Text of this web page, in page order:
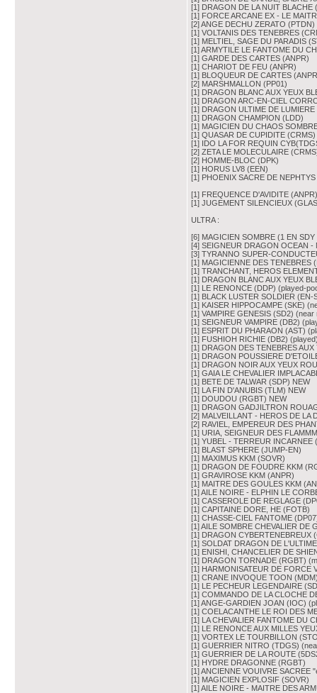
[1] DRAGON DE LA NUIT BLACHE
[1] FORCE ARCANE EX - LE
[2] ANGE DECHU ZERATO
[1] VOLTANIS DES TENEBRES
[1] MELTIEL, SAGE DU PARADIS
[1] ARMYTILE LE FANTOME DU
[1] GARDE DES CARTES (ANPR)
[1] CHARIOT DE FEU (ANPR)
[1] BLOQUEUR DE CARTES
[2] MARSHMALLON (PP01)
[1] DRAGON BLANC AUX YEUX
[1] DRAGON ARC-EN-CIEL
[1] DRAGON ULTIME DE
[1] DRAGON CHAMPION (LDD)
[1] MAGICIEN DU CHAOS
[1] QUASAR DE CUPIDITE (CRMS)
[1] IDO LA FOR REQUIN
[2] ZETA LE MOLECULAIRE
[2] HOMME-BLOC (DPK)
[1] HORUS LV8 (EEN)
[1] PHOENIX SACRE DE
[1] FREQUENCE D'AVIDITE (ANPR)
[1] JUGEMENT SILENCIEUX
ULTRA :
[6] MAGICIEN SOMBRE (1 EN
[4] SEIGNEUR DRAGON OCEAN
[3] TYRANNO SUPER-
[1] MAGICIENNE DES TENEBRES
[1] TRANCHANT, HEROS
[1] DRAGON BLANC AUX YEUX
[1] LE RENONCE (DDP) (played-
[1] BLACK LUSTER SOLDIER (EN-
[1] KAISER HIPPOCAMPE (SKE)
[1] VAMPIRE GENESIS (SD2) (near
[1] SEIGNEUR VAMPIRE (DB2)
[1] ESPRIT DU PHARAON (AST)
[1] FUSHIOH RICHIE (DB2)
[1] DRAGON DES TENEBRES
[1] DRAGON POUSSIERE
[1] DRAGON NOIR AUX YEUX
[1] GAIA LE CHEVALIER
[1] BETE DE TALWAR (SDP) NEW
[1] LA FIN D'ANUBIS (TLM) NEW
[1] DOUDOU (RGBT) NEW
[1] DRAGON GADJILTRON
[2] MALVEILLANT - HEROS DE LA
[2] RAVIEL, EMPEREUR DES
[1] URIA, SEIGNEUR DES
[1] YUBEL - TERREUR INCARNEE
[1] BLAST SPHERE (JUMP-EN)
[1] MAXIMUS KKM (SOVR)
[1] DRAGON DE FOUDRE KKM
[1] GRAVIROSE KKM (ANPR)
[1] MAITRE DES GOULES KKM
[1] AILE NOIRE - ELPHIN LE
[1] CASSEROLE DE REGLAGE
[1] CAPITAINE DORE, HE (FOTB)
[1] CHASSE-CIEL FANTOME
[1] AILE SOMBRE CHEVALIER DE
[1] DRAGON CYBERTENEBREUX
[1] SOLDAT DRAGON DE
[1] ENISHI, CHANCELIER DE
[1] DRAGON TORNADE (RGBT)
[1] HARMONISATEUR DE FORCE
[1] CRANE INVOQUE TOON
[1] LE PECHEUR LEGENDAIRE
[1] COMMANDO DE LA CLOCHE
[1] ANGE-GARDIEN JOAN (IOC)
[1] COELACANTHE LE ROI DES
[1] LA CHEVALIER FANTOME DU
[1] LE RENONCE AUX MILLES
[1] VORTEX LE TOURBILLON
[1] GUERRIER NITRO (TDGS)
[1] GUERRIER DE LA ROUTE
[1] HYDRE DRAGONNE (RGBT)
[1] ANCIENNE VOUIVRE SACREE
[1] MAGICIEN EXPLOSIF (SOVR)
[1] AILE NOIRE - MAITRE DES